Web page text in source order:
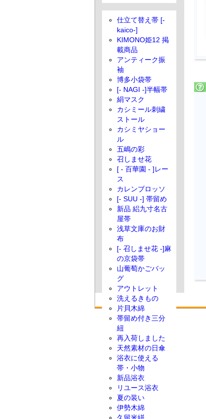
仕立て替え帯 [-
kaico-]
KIMONO姫12 掲
載商品
アンティーク振
袖
博多小袋帯
[- NAGI -]半幅帯
絹マスク
カシミール刺繍
ストール
カシミヤショー
ル
五嶋の彩
召しませ花
[ - 百華園 - ]レー
ス
カレンブロッソ
[- SUU -] 帯留め
新品 絽九寸名古
屋帯
浅草文庫のお財
布
[- 召しませ花 -]麻
の京袋帯
山葡萄かごバッ
グ
アウトレット
洗えるきもの
片貝木綿
帯留め付き三分
紐
再入荷しました
天然素材の日傘
浴衣に使える
帯・小物
新品浴衣
リユース浴衣
夏の装い
伊勢木綿